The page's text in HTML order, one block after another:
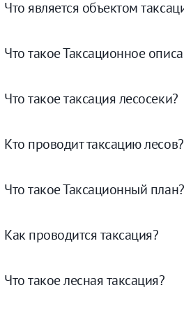
Что является объектом
Что такое Таксационное
Что такое таксация лесосеки?
Кто проводит таксацию лесов?
Что такое Таксационный план?
Как проводится таксация?
Что такое лесная таксация?